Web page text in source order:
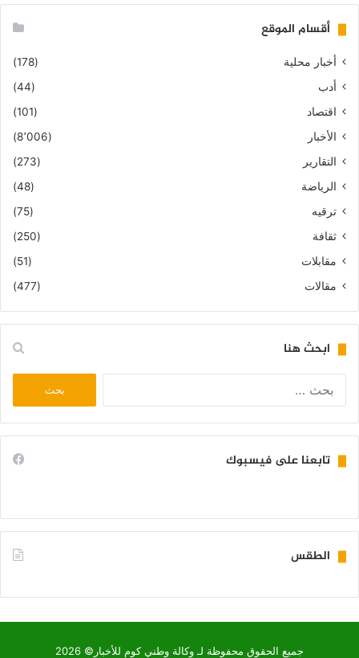
أقسام الموقع
أخبار محلية
(178)
أدب
(44)
اقتصاد
(101)
الأخبار
(8٬006)
التقارير
(273)
الرياضة
(48)
ترقيه
(75)
ثقافة
(250)
مقابلات
(51)
مقالات
(477)
ابحث هنا
تابعنا على فيسبوك
الطقس
جميع الحقوق محفوظة لـ وكالة وطني كوم للأخبار© 2026